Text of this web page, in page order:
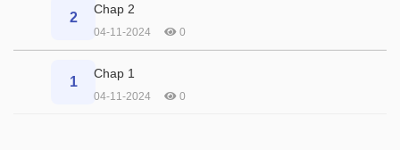
2
Chap 2
04-11-2024 0
1
Chap 1
04-11-2024 0